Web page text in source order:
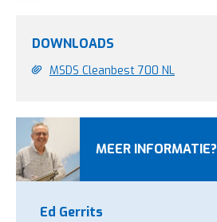
DOWNLOADS
MSDS Cleanbest 700 NL
MEER INFORMATIE?
Ed Gerrits